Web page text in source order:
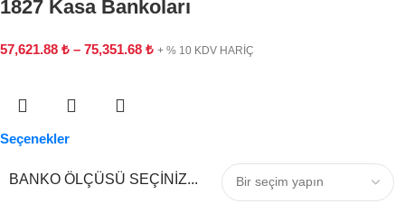
1827 Kasa Bankoları
57,621.88 ₺ – 75,351.68 ₺ + % 10 KDV HARİÇ
Seçenekler
BANKO ÖLÇÜSÜ SEÇINIZ...